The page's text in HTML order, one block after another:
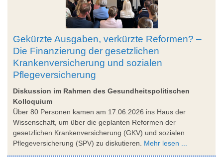
Gekürzte Ausgaben, verkürzte Reformen? –
Die Finanzierung der gesetzlichen
Krankenversicherung und sozialen
Pflegeversicherung
Diskussion im Rahmen des Gesundheitspolitischen
Kolloquium
Über 80 Personen kamen am 17.06.2026 ins Haus der
Wissenschaft, um über die geplanten Reformen der
gesetzlichen Krankenversicherung (GKV) und sozialen
Pflegeversicherung (SPV) zu diskutieren. Mehr lesen ...